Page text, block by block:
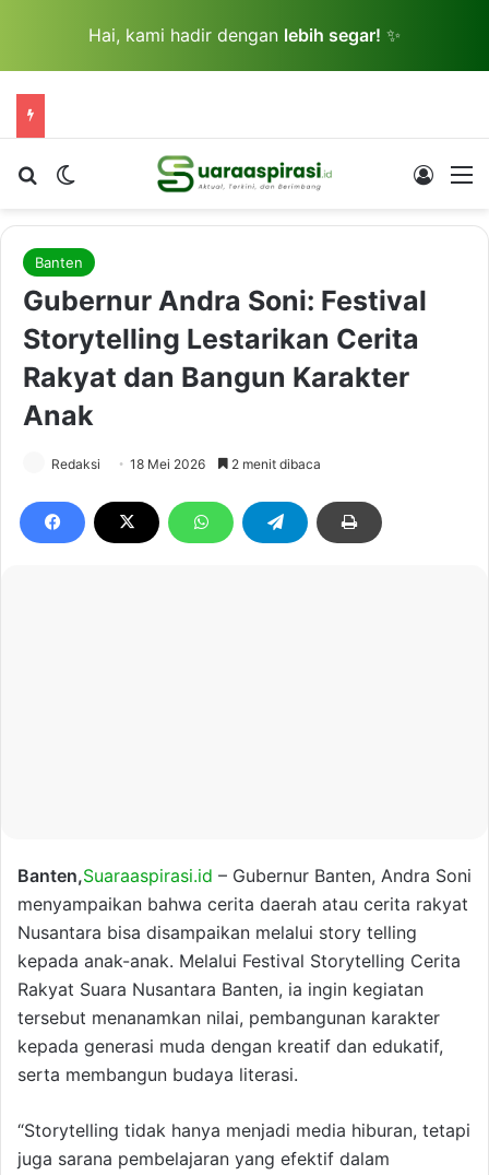
Hai, kami hadir dengan lebih segar! ✨
Cari berita...Switch skin Log In
Banten
Gubernur Andra Soni: Festival
Storytelling Lestarikan Cerita
Rakyat dan Bangun Karakter
Anak
Redaksi 18 Mei 2026 2 menit dibaca
Banten,Suaraaspirasi.id – Gubernur Banten, Andra Soni
menyampaikan bahwa cerita daerah atau cerita rakyat
Nusantara bisa disampaikan melalui story telling
kepada anak-anak. Melalui Festival Storytelling Cerita
Rakyat Suara Nusantara Banten, ia ingin kegiatan
tersebut menanamkan nilai, pembangunan karakter
kepada generasi muda dengan kreatif dan edukatif,
serta membangun budaya literasi.
“Storytelling tidak hanya menjadi media hiburan, tetapi
juga sarana pembelajaran yang efektif dalam